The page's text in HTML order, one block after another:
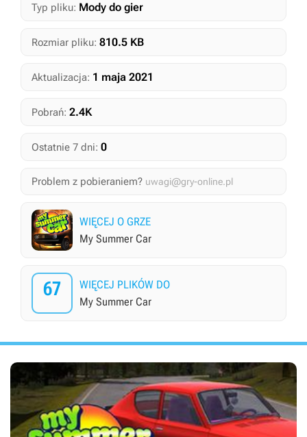
Typ pliku: Mody do gier
Rozmiar pliku: 810.5 KB
Aktualizacja: 1 maja 2021
Pobrań: 2.4K
Ostatnie 7 dni: 0
Problem z pobieraniem? uwagi@gry-online.pl
WIĘCEJ O GRZE
My Summer Car
67
WIĘCEJ PLIKÓW DO
My Summer Car